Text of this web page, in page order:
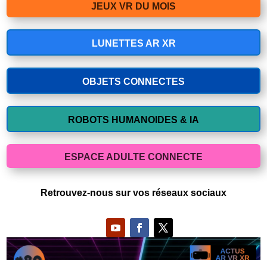
JEUX VR DU MOIS
LUNETTES AR XR
OBJETS CONNECTES
ROBOTS HUMANOIDES & IA
ESPACE ADULTE CONNECTE
Retrouvez-nous sur vos réseaux sociaux